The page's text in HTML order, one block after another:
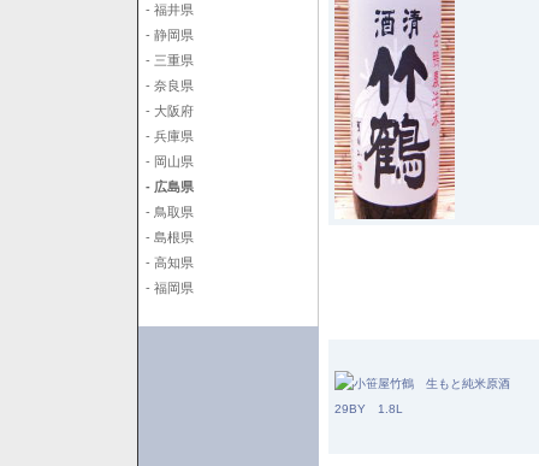
- 福井県
- 静岡県
- 三重県
- 奈良県
- 大阪府
- 兵庫県
- 岡山県
- 広島県
- 鳥取県
- 島根県
- 高知県
- 福岡県